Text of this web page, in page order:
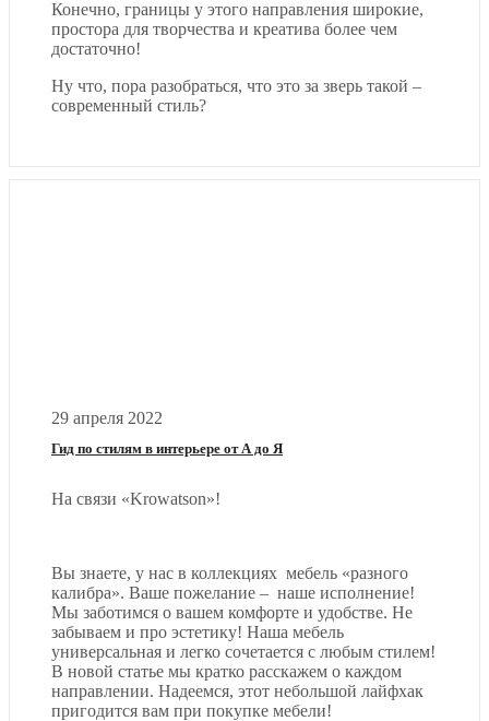
Конечно, границы у этого направления широкие,
простора для творчества и креатива более чем
достаточно!
Ну что, пора разобраться, что это за зверь такой –
современный стиль?
29 апреля 2022
Гид по стилям в интерьере от А до Я
На связи «Krowatson»!
Вы знаете, у нас в коллекциях мебель «разного
калибра». Ваше пожелание – наше исполнение!
Мы заботимся о вашем комфорте и удобстве. Не
забываем и про эстетику! Наша мебель
универсальная и легко сочетается с любым стилем!
В новой статье мы кратко расскажем о каждом
направлении. Надеемся, этот небольшой лайфхак
пригодится вам при покупке мебели!